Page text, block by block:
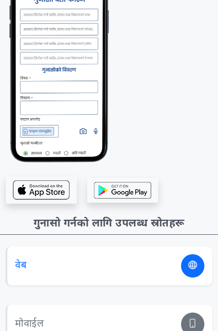
गुनासो गर्नको लागि उपलब्ध स्रोतहरू
वेब
मोवाईल